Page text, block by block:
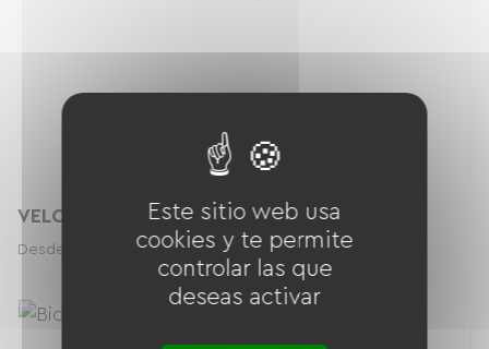
VELO ENFANT 20'
Desde 10.00 € / día
Este sitio web usa
cookies y te permite
controlar las que
deseas activar